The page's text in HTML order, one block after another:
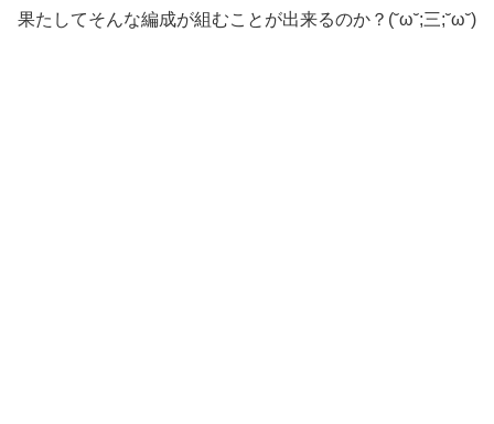
果たしてそんな編成が組むことが出来るのか？(˘ω˘;三;˘ω˘)